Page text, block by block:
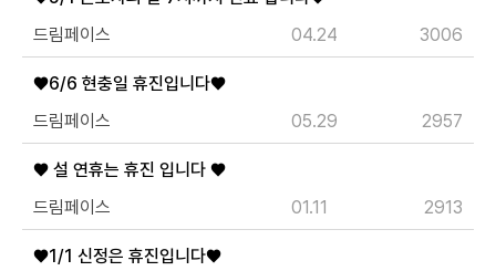
드림페이스
04.24 3006
♥6/6 현충일 휴진입니다♥
드림페이스
05.29 2957
♥ 설 연휴는 휴진 입니다 ♥
드림페이스
01.11 2913
♥1/1 신정은 휴진입니다♥
개인정보 수집이용 목적
개인정보 보유 및 이용기간
수집 및 이용 목적 달성 또는 시술 완료 후 파기합니다.